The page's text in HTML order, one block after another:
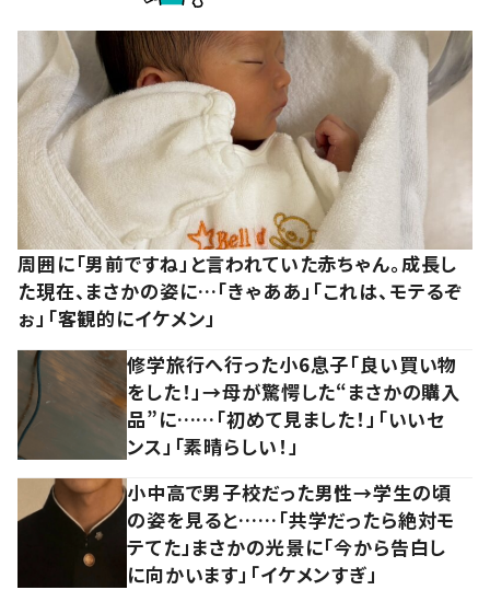
周囲に「男前ですね」と言われていた赤ちゃん。成長し
た現在、まさかの姿に…「きゃああ」「これは、モテるぞ
ぉ」「客観的にイケメン」
修学旅行へ行った小6息子「良い買い物
をした！」→母が驚愕した“まさかの購入
品”に……「初めて見ました！」「いいセ
ンス」「素晴らしい！」
小中高で男子校だった男性→学生の頃
の姿を見ると……「共学だったら絶対モ
テてた」まさかの光景に「今から告白し
に向かいます」「イケメンすぎ」